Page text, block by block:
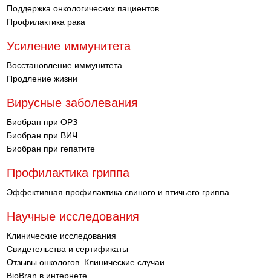
Поддержка онкологических пациентов
Профилактика рака
Усиление иммунитета
Восстановление иммунитета
Продление жизни
Вирусные заболевания
Биобран при ОРЗ
Биобран при ВИЧ
Биобран при гепатите
Профилактика гриппа
Эффективная профилактика свиного и птичьего гриппа
Научные исследования
Клинические исследования
Свидетельства и сертификаты
Отзывы онкологов. Клинические случаи
BioBran в интернете